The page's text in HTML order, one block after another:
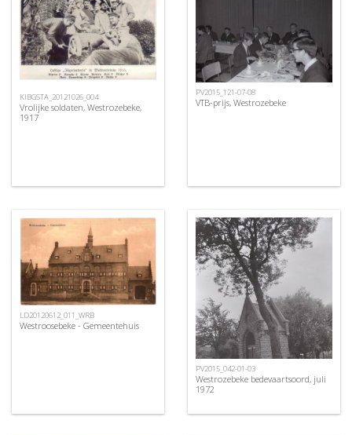
KIBGSTA_20121026_004
Vrolijke soldaten, Westrozebeke,
1917
PV2015_121-07-08
VTB-prijs, Westrozebeke
LD20120612_011_WRB
Westroosebeke - Gemeentehuis
PV2015_042-01-03
Westrozebeke bedevaartsoord, juli
1972